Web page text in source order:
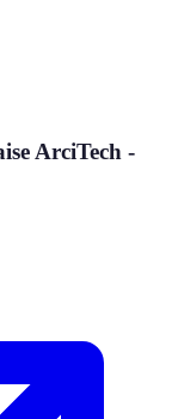
ArciTech -